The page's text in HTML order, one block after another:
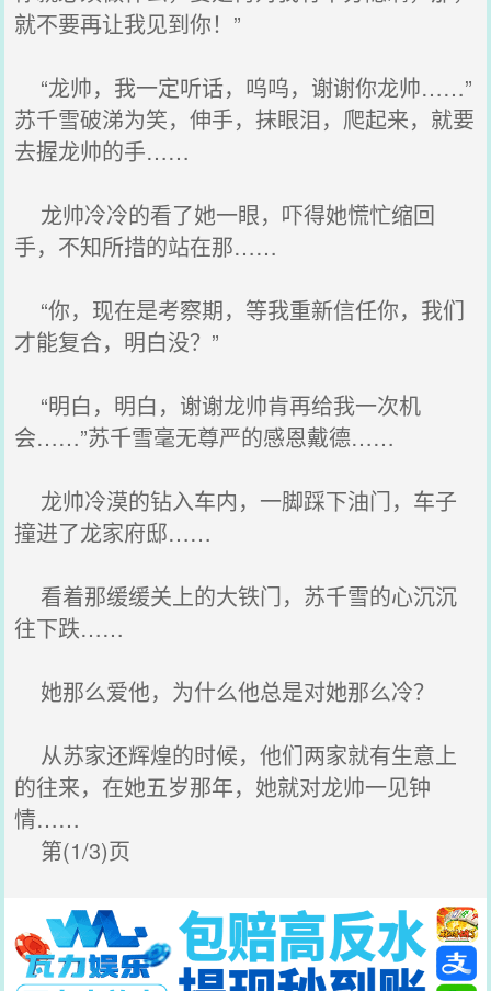
就不要再让我见到你！”
“龙帅，我一定听话，呜呜，谢谢你龙帅……”
苏千雪破涕为笑，伸手，抹眼泪，爬起来，就要
去握龙帅的手……
龙帅冷冷的看了她一眼，吓得她慌忙缩回
手，不知所措的站在那……
“你，现在是考察期，等我重新信任你，我们
才能复合，明白没？”
“明白，明白，谢谢龙帅肯再给我一次机
会……”苏千雪毫无尊严的感恩戴德……
龙帅冷漠的钻入车内，一脚踩下油门，车子
撞进了龙家府邸……
看着那缓缓关上的大铁门，苏千雪的心沉沉
往下跌……
她那么爱他，为什么他总是对她那么冷？
从苏家还辉煌的时候，他们两家就有生意上
的往来，在她五岁那年，她就对龙帅一见钟
情……
第(1/3)页